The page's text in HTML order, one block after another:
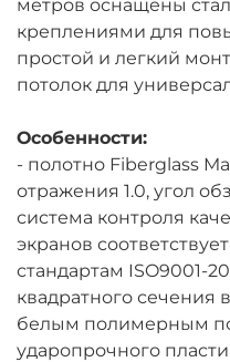
метров оснащены
креплениями для
простой и легкий
потолок для
Особенности:
- полотно Fiberglass
отражения 1.0, угол
система контроля
экранов
стандартам ISO9001-
квадратного сечения
белым полимерным
ударопрочного